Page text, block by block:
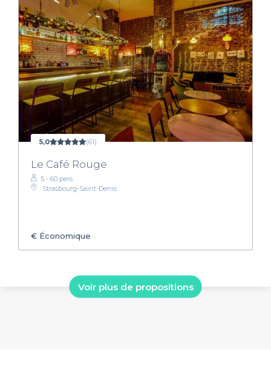
5,0 (61)
Le Café Rouge
5 - 60 pers.
Strasbourg-Saint-Denis
€ Économique
Voir plus de propositions